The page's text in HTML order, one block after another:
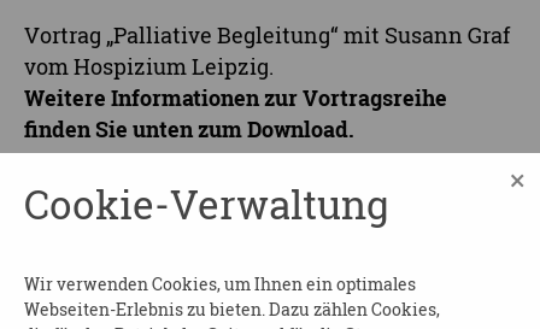
Vortrag „Palliative Begleitung“ mit Susann Graf
vom Hospizium Leipzig.
Weitere Informationen zur Vortragsreihe
finden Sie unten zum Download.
16:30 Uhr
Leipzig
Cookie-Verwaltung ×
Wir verwenden Cookies, um Ihnen ein optimales
Webseiten-Erlebnis zu bieten. Dazu zählen Cookies,